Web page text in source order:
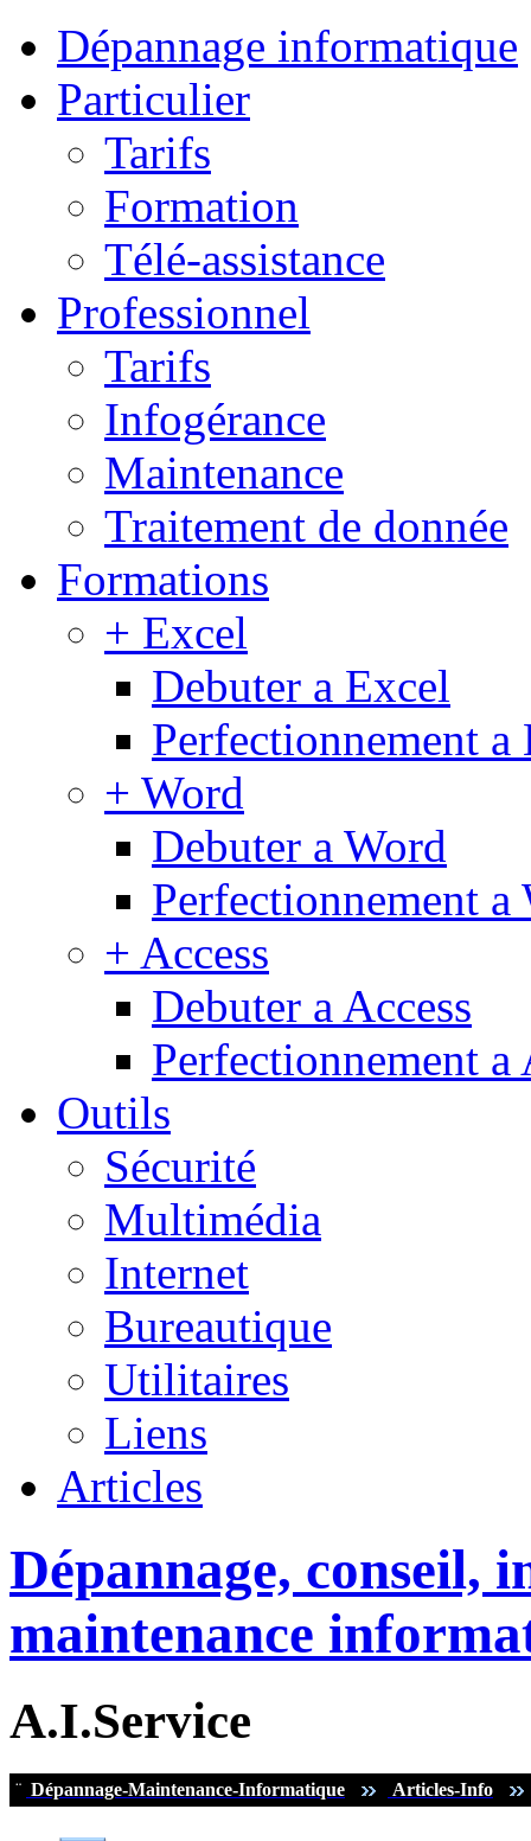
Dépannage informatique
Particulier
Tarifs
Formation
Télé-assistance
Professionnel
Tarifs
Infogérance
Maintenance
Traitement de donnée
Formations
+ Excel
Debuter a Excel
Perfectionnement a
+ Word
Debuter a Word
Perfectionnement a
+ Access
Debuter a Access
Perfectionnement a
Outils
Sécurité
Multimédia
Internet
Bureautique
Utilitaires
Liens
Articles
Dépannage, conseil,
maintenance
A.I.Service
¨ Dépannage-Maintenance-Informatique Articles-Info